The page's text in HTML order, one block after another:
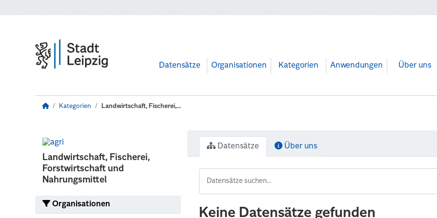
Datensätze Organisationen Kategorien Anwendungen Über uns
Kategorien Landwirtschaft, Fischerei,...
Landwirtschaft, Fischerei,
Forstwirtschaft und
Nahrungsmittel
Organisationen
Datensätze Über uns
Keine Datensätze gefunden